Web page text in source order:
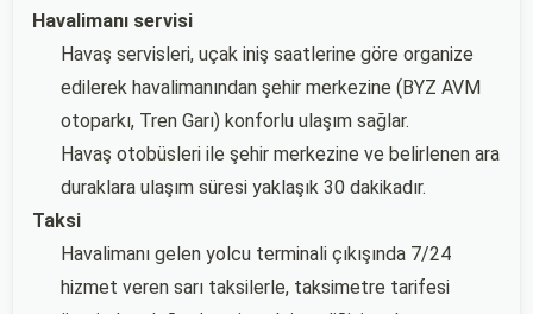
Havalimanı servisi
Havaş servisleri, uçak iniş saatlerine göre organize
edilerek havalimanından şehir merkezine (BYZ AVM
otoparkı, Tren Garı) konforlu ulaşım sağlar.
Havaş otobüsleri ile şehir merkezine ve belirlenen ara
duraklara ulaşım süresi yaklaşık 30 dakikadır.
Taksi
Havalimanı gelen yolcu terminali çıkışında 7/24
hizmet veren sarı taksilerle, taksimetre tarifesi